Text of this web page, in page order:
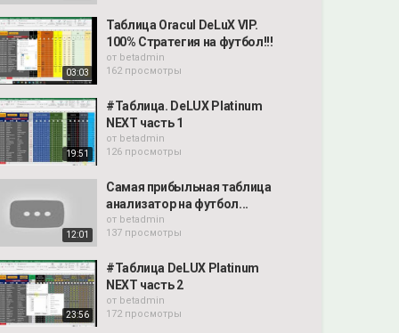
03:03
Таблица Oracul DeLuX VIP.
100% Стратегия на футбол!!!
от betadmin
162 просмотры
19:51
#Таблица. DeLUX Platinum
NEXT часть 1
от betadmin
126 просмотры
12:01
Самая прибыльная таблица
анализатор на футбол...
от betadmin
137 просмотры
23:56
#Таблица DeLUX Platinum
NEXT часть 2
от betadmin
172 просмотры